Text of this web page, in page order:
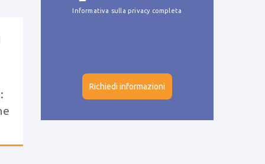
Informativa sulla privacy completa